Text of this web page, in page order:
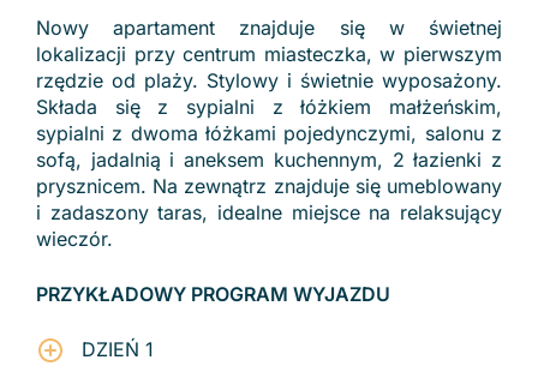
Nowy apartament znajduje się w świetnej
lokalizacji przy centrum miasteczka, w pierwszym
rzędzie od plaży. Stylowy i świetnie wyposażony.
Składa się z sypialni z łóżkiem małżeńskim,
sypialni z dwoma łóżkami pojedynczymi, salonu z
sofą, jadalnią i aneksem kuchennym, 2 łazienki z
prysznicem. Na zewnątrz znajduje się umeblowany
i zadaszony taras, idealne miejsce na relaksujący
wieczór.
PRZYKŁADOWY PROGRAM WYJAZDU
DZIEŃ 1